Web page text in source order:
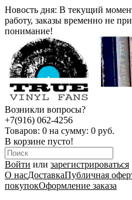
Новость дня: В текущий
работу, заказы временно не
понимание!
Возникли вопросы?
+7(916) 062-4256
Товаров: 0 на сумму: 0 руб.
В корзине пусто!
Войти или зарегистрироваться
О насДоставкаПубличная
покупокОформление заказа